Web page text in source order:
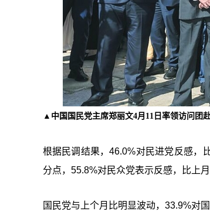
▲中国国民党主席郑丽文4月11日率领访问团
根据民调结果，46.0%对民进党反感，
分点，55.8%对民众党表示反感，比上月
国民党与上个月比明显波动，33.9%对